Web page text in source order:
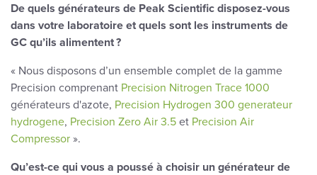
De quels générateurs de Peak Scientific disposez-vous
dans votre laboratoire et quels sont les instruments de
GC qu’ils alimentent ?
« Nous disposons d’un ensemble complet de la gamme
Precision comprenant Precision Nitrogen Trace 1000
générateurs d'azote, Precision Hydrogen 300 generateur
hydrogene, Precision Zero Air 3.5 et Precision Air
Compressor ».
Qu’est-ce qui vous a poussé à choisir un générateur de